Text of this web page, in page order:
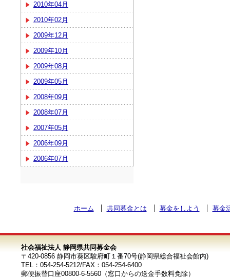
2010年04月
2010年02月
2009年12月
2009年10月
2009年08月
2009年05月
2008年09月
2008年07月
2007年05月
2006年09月
2006年07月
ホーム 共同募金とは 募金をしよう 募金
社会福祉法人 静岡県共同募金会
〒420-0856 静岡市葵区駿府町１番70号(静岡県総合福祉会館内)
TEL：054-254-5212/FAX：054-254-6400
郵便振替口座00800-6-5560（窓口からの送金手数料免除）